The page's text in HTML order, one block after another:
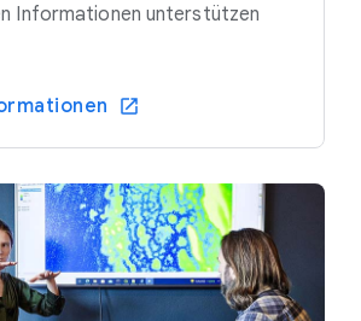
Informationen unterstützen